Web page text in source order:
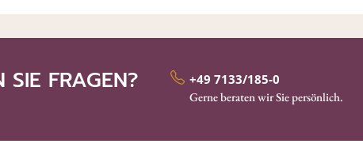
SIE FRAGEN? +49 7133/185-0
Gerne beraten wir Sie persönlich.